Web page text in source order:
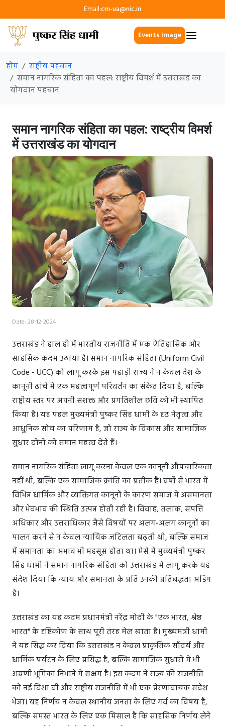
Email:cm-ua@nic.in
Events Image
होम
राष्ट्रीय पहचान
समान नागरिक संहिता का पहल: राष्ट्रीय विमर्श में उत्तराखंड का
योगदान पहचान
समान नागरिक संहिता का पहल: राष्ट्रीय विमर्श
में उत्तराखंड का योगदान
Date: 28-12-2024
उत्तराखंड ने हाल ही में भारतीय राजनीति में एक ऐतिहासिक और
साहसिक कदम उठाया है। समान नागरिक संहिता (Uniform Civil
Code - UCC) को लागू करके इस पहाड़ी राज्य ने न केवल देश के
कानूनी ढांचे में एक महत्वपूर्ण परिवर्तन का संकेत दिया है, बल्कि
राष्ट्रीय स्तर पर अपनी सशक्त और प्रगतिशील छवि को भी स्थापित
किया है। यह पहल मुख्यमंत्री पुष्कर सिंह धामी के दृढ़ नेतृत्व और
आधुनिक सोच का परिणाम है, जो राज्य के विकास और सामाजिक
सुधार दोनों को समान महत्व देते हैं।
समान नागरिक संहिता लागू करना केवल एक कानूनी औपचारिकता
नहीं थी, बल्कि एक सामाजिक क्रांति का प्रतीक है। वर्षों से भारत में
विभिन्न धार्मिक और व्यक्तिगत कानूनों के कारण समाज में असमानता
और भेदभाव की स्थिति उत्पन्न होती रही है। विवाह, तलाक, संपत्ति
अधिकार और उत्तराधिकार जैसे विषयों पर अलग-अलग कानूनों का
पालन करने से न केवल न्यायिक जटिलता बढ़ती थी, बल्कि समाज
में समानता का अभाव भी महसूस होता था। ऐसे में मुख्यमंत्री पुष्कर
सिंह धामी ने समान नागरिक संहिता को उत्तराखंड में लागू करके यह
संदेश दिया कि न्याय और समानता के प्रति उनकी प्रतिबद्धता अडिग
है।
उत्तराखंड का यह कदम प्रधानमंत्री नरेंद्र मोदी के "एक भारत, श्रेष्ठ
भारत" के दृष्टिकोण के साथ पूरी तरह मेल खाता है। मुख्यमंत्री धामी
ने यह सिद्ध कर दिया कि उत्तराखंड न केवल प्राकृतिक सौंदर्य और
धार्मिक पर्यटन के लिए प्रसिद्ध है, बल्कि सामाजिक सुधारों में भी
अग्रणी भूमिका निभाने में सक्षम है। इस कदम ने राज्य की राजनीति
को नई दिशा दी और राष्ट्रीय राजनीति में भी एक प्रेरणादायक संदेश
भेजा। यह निर्णय न केवल स्थानीय जनता के लिए गर्व का विषय है,
बल्कि समस्त भारत के लिए एक मिसाल है कि साहसिक निर्णय लेने